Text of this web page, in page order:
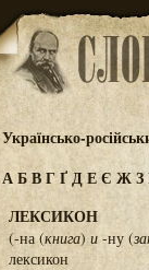
Українсько-
АБВГҐДЕЄ ЖЗ
ЛЕКСИКОН
(-на (книга) и -ну (
лексикон